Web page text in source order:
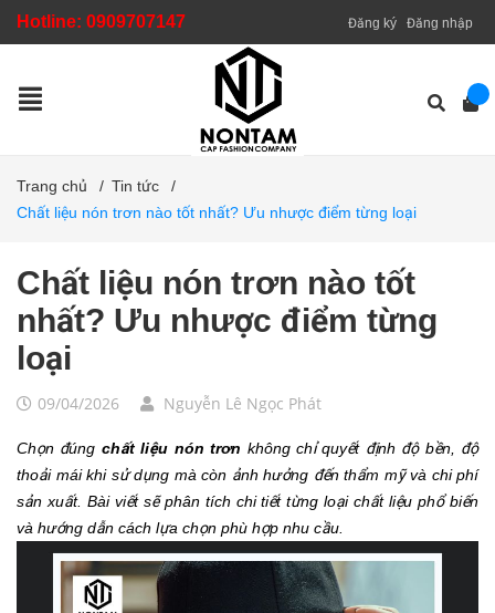
Hotline: 0909707147 Đăng ký Đăng nhập
Trang chủ / Tin tức
/
Chất liệu nón trơn nào tốt nhất? Ưu nhược điểm từng loại
Chất liệu nón trơn nào tốt
nhất? Ưu nhược điểm từng
loại
09/04/2026 Nguyễn Lê Ngọc Phát
Chọn đúng chất liệu nón trơn không chỉ quyết định độ bền, độ
thoải mái khi sử dụng mà còn ảnh hưởng đến thẩm mỹ và chi phí
sản xuất. Bài viết sẽ phân tích chi tiết từng loại chất liệu phổ biến
và hướng dẫn cách lựa chọn phù hợp nhu cầu.